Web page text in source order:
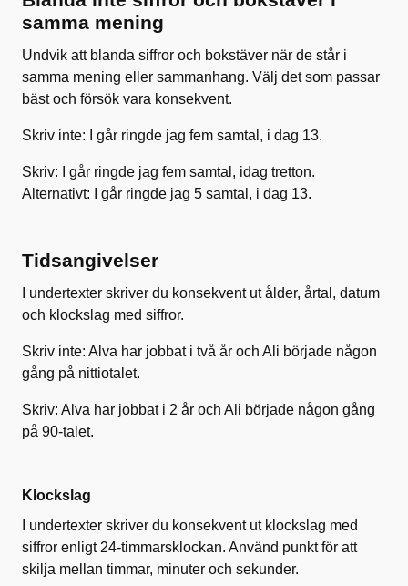
samma mening
Undvik att blanda siffror och bokstäver när de står i
samma mening eller sammanhang. Välj det som passar
bäst och försök vara konsekvent.
Skriv inte: I går ringde jag fem samtal, i dag 13.
Skriv: I går ringde jag fem samtal, idag tretton.
Alternativt: I går ringde jag 5 samtal, i dag 13.
Tidsangivelser
I undertexter skriver du konsekvent ut ålder, årtal, datum
och klockslag med siffror.
Skriv inte: Alva har jobbat i två år och Ali började någon
gång på nittiotalet.
Skriv: Alva har jobbat i 2 år och Ali började någon gång
på 90-talet.
Klockslag
I undertexter skriver du konsekvent ut klockslag med
siffror enligt 24-timmarsklockan. Använd punkt för att
skilja mellan timmar, minuter och sekunder.